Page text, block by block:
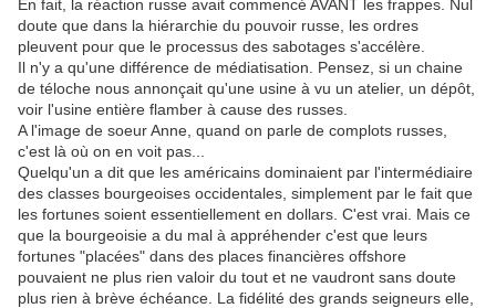
En fait, la réaction russe avait commencé AVANT les frappes. Nul
doute que dans la hiérarchie du pouvoir russe, les ordres
pleuvent pour que le processus des sabotages s'accélère.
Il n'y a qu'une différence de médiatisation. Pensez, si un chaine
de téloche nous annonçait qu'une usine à vu un atelier, un dépôt,
voir l'usine entière flamber à cause des russes.
A l'image de soeur Anne, quand on parle de complots russes,
c'est là où on en voit pas...
Quelqu'un a dit que les américains dominaient par l'intermédiaire
des classes bourgeoises occidentales, simplement par le fait que
les fortunes soient essentiellement en dollars. C'est vrai. Mais ce
que la bourgeoisie a du mal à appréhender c'est que leurs
fortunes "placées" dans des places financières offshore
pouvaient ne plus rien valoir du tout et ne vaudront sans doute
plus rien à brève échéance. La fidélité des grands seigneurs elle,